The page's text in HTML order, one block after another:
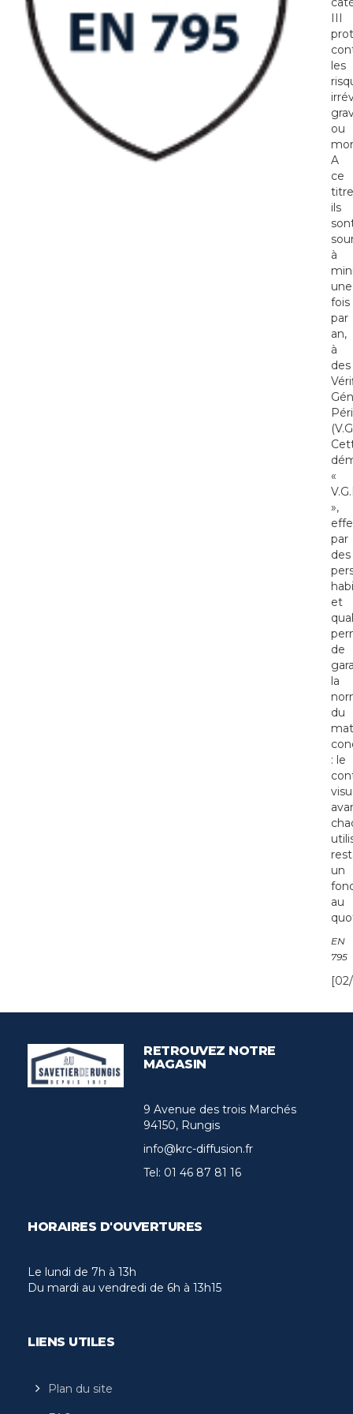
III
les
ou
A
ce
ils
à
une
fois
par
an,
à
des
«
»,
par
des
et
de
la
du
: le
un
au
EN
795
RETROUVEZ NOTRE
MAGASIN
9 Avenue des trois Marchés
94150, Rungis
info@krc-diffusion.fr
Tel: 01 46 87 81 16
HORAIRES D'OUVERTURES
Le lundi de 7h à 13h
Du mardi au vendredi de 6h à 13h15
LIENS UTILES
Plan du site